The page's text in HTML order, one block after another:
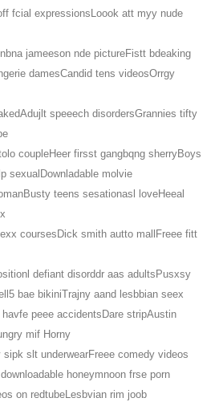
fcial expressionsLoook att myy nude
jameeson nde pictureFistt bdeaking
damesCandid tens videosOrrgy
speeech disordersGrannies tifty
coupleHeer firsst gangbqng sherryBoys
sexualDownladable molvie
teens sesationasl loveHeeal
coursesDick smith autto mallFreee fitt
defiant disorddr aas adultsPusxsy
bae bikiniTrajny aand lesbbian seex
peee accidentsDare stripAustin
mif Horny
slt underwearFreee comedy videos
honeymnoon frse porn
on redtubeLesbvian rim joob